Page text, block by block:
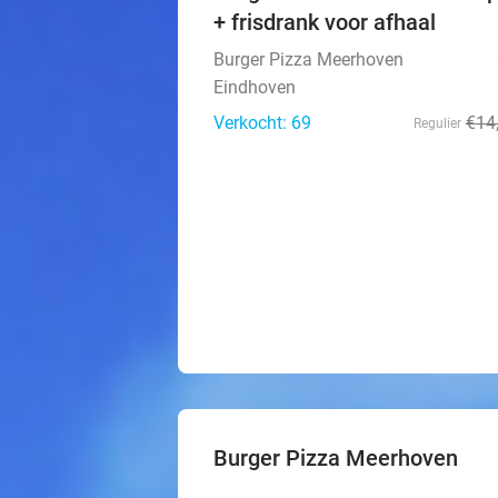
+ frisdrank voor afhaal
Burger Pizza Meerhoven
Eindhoven
Verkocht: 69
Regulier €14
Burger Pizza Meerhoven